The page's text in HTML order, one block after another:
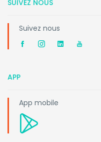
SUIVEZ NOUS
Suivez nous
APP
App mobile